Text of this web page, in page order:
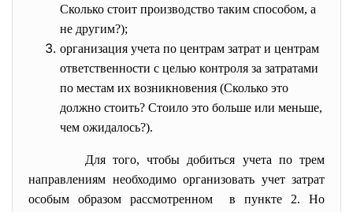
Сколько стоит производство таким способом, а
не другим?);
организация учета по центрам затрат и центрам
ответственности с целью контроля за затратами
по местам их возникновения (Сколько это
должно стоить? Стоило это больше или меньше,
чем ожидалось?).
Для того, чтобы добиться учета по трем
направлениям необходимо организовать учет затрат
особым образом рассмотренном в пункте 2. Но